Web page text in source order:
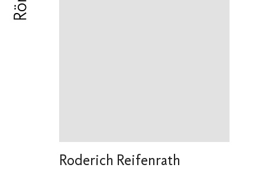
Roderich Reifenrath